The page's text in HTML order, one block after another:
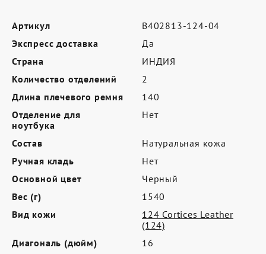
Сертификат Dr.Koffer
Где купить
Партнерам
Контакты
Программа лояльности
Политика обработки персональных
данных
Артикул
B402813-124-04
Экспресс доставка
Да
Страна
ИНДИЯ
Количество отделений
2
Длина плечевого ремня
140
Отделение для
ноутбука
Нет
Состав
Натуральная кожа
Ручная кладь
Нет
Основной цвет
Черный
Вес (г)
1540
Вид кожи
124 Cortices Leather
(124)
Диагональ (дюйм)
16